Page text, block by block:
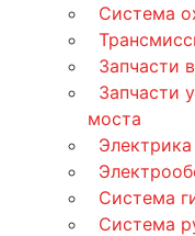
Система
Запчасти
Запчасти
моста
Электрика
Система
Система